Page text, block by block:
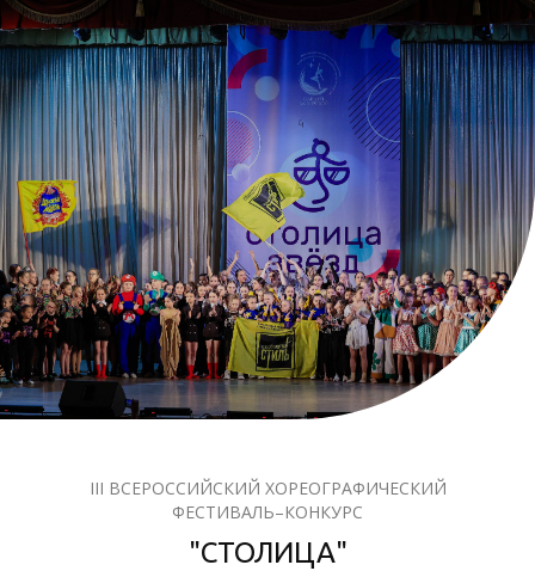
III ВСЕРОССИЙСКИЙ ХОРЕОГРАФИЧЕСКИЙ
ФЕСТИВАЛЬ–КОНКУРС
"СТОЛИЦА"